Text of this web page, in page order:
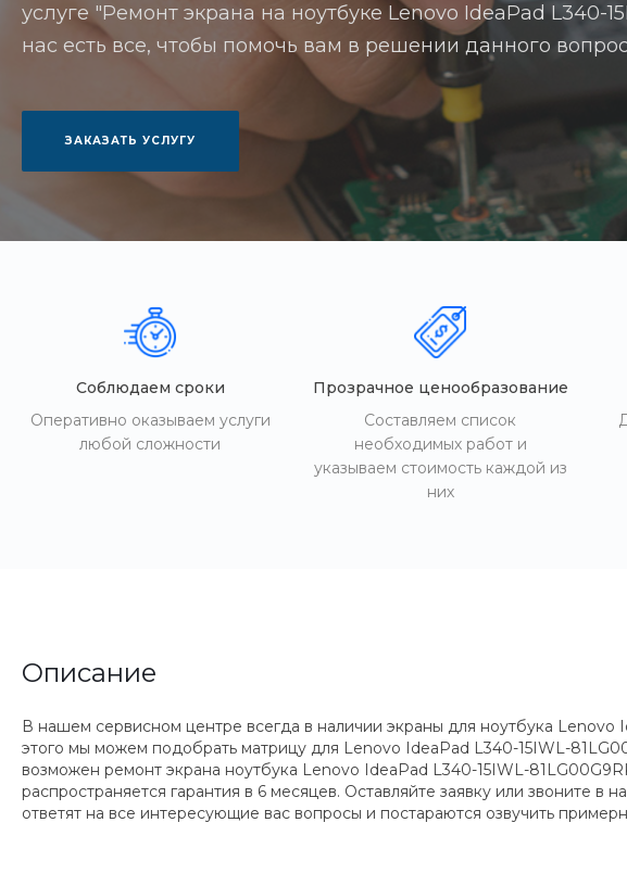
услуге "Ремонт экрана на ноутбуке Lenovo IdeaPad L340-
нас есть все, чтобы помочь вам в решении данного
ЗАКАЗАТЬ УСЛУГУ
Соблюдаем сроки
Оперативно оказываем услуги
любой сложности
Прозрачное ценообразование
Составляем список
необходимых работ и
указываем стоимость каждой из
них
Описание
В нашем сервисном центре всегда в наличии экраны для ноутбука
этого мы можем подобрать матрицу для Lenovo IdeaPad L340-15IWL-
возможен ремонт экрана ноутбука Lenovo IdeaPad L340-15IWL-
распространяется гарантия в 6 месяцев. Оставляйте заявку или звоните
ответят на все интересующие вас вопросы и постараются озвучить